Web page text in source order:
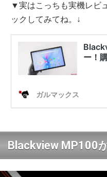
▼実はこっちも実機レビ
ックしてみてね。↓
Blackview MP100